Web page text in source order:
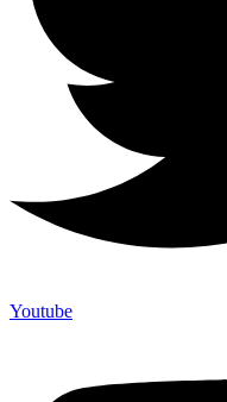
Youtube